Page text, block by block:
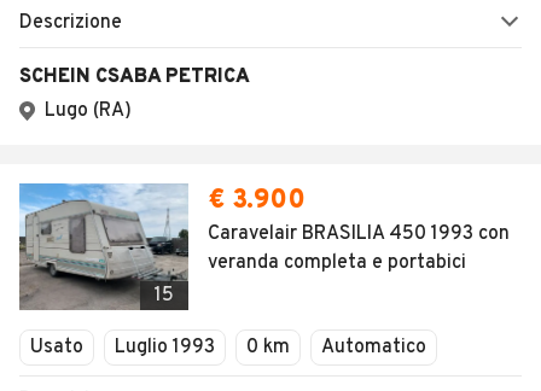
Descrizione
SCHEIN CSABA PETRICA
Lugo (RA)
15
€ 3.900
Caravelair BRASILIA 450 1993 con
veranda completa e portabici
Usato Luglio 1993 0 km Automatico